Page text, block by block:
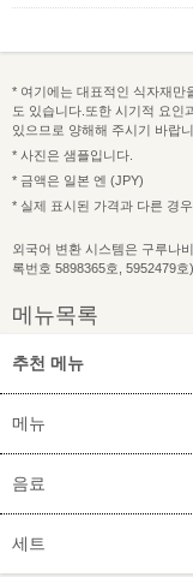
* 여기에는 대표적인 식자재만
도 있습니다.또한 시기적 요인
있으므로 양해해 주시기 바랍
* 사진은 샘플입니다.
* 금액은 일본 엔 (JPY)
* 실제 표시된 가격과 다른 경
외국어 변환 시스템은 구루나
록번호 5898365호, 5952479호)
메뉴목록
추천 메뉴
메뉴
음료
세트